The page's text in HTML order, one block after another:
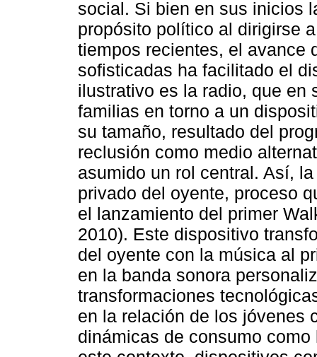
social. Si bien en sus inicios
propósito político al dirigirse
tiempos recientes, el avance
sofisticadas ha facilitado el
ilustrativo es la radio, que en
familias en torno a un
su tamaño, resultado del
reclusión como medio
asumido un rol central. Así,
privado del oyente, proceso
el lanzamiento del primer
2010). Este dispositivo
del oyente con la música al
en la banda sonora
transformaciones
en la relación de los jóvenes
dinámicas de consumo